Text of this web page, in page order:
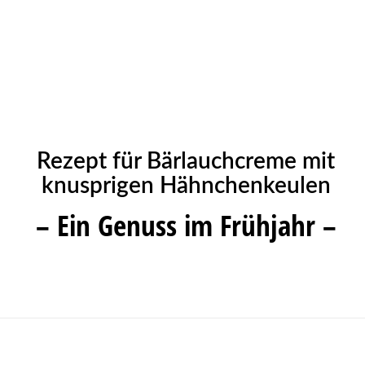
Rezept für Bärlauchcreme mit
knusprigen Hähnchenkeulen
– Ein Genuss im Frühjahr –